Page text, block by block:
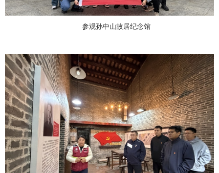
参观孙中山故居纪念馆